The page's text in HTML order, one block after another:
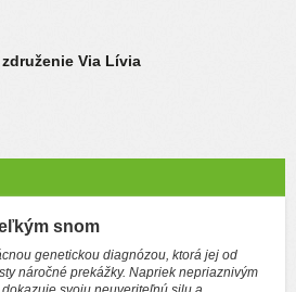
Via Lívia
snom
genetickou diagnózou, ktorá jej od
náročné prekážky. Napriek nepriaznivým